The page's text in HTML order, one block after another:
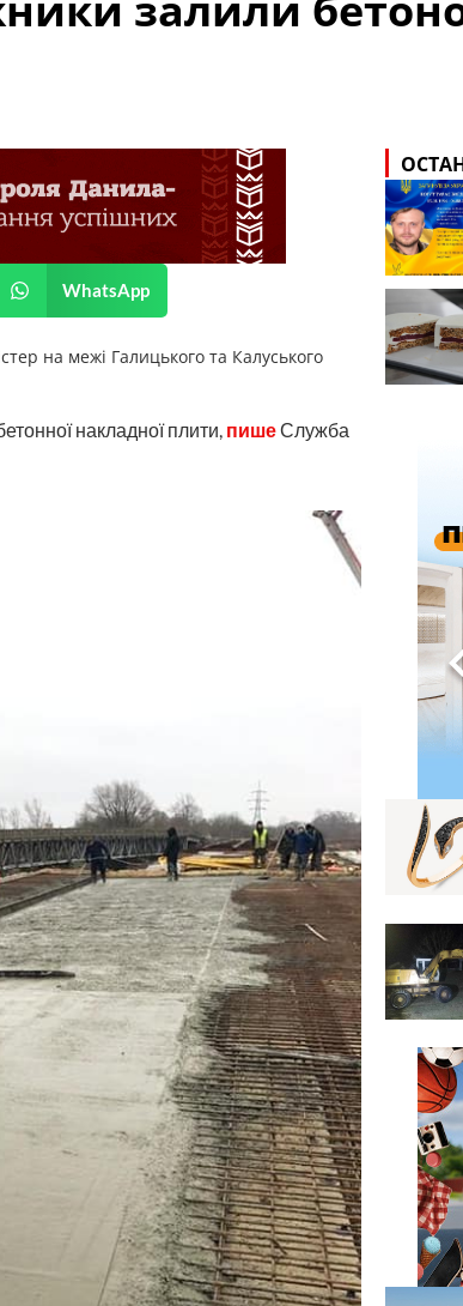
WhatsApp
на межі Галицького та Калуського
накладної плити, пишеСлужба